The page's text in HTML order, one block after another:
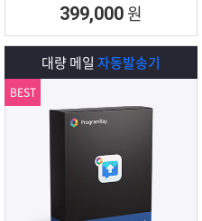
399,000 원
대량 메일 자동발송기
BEST